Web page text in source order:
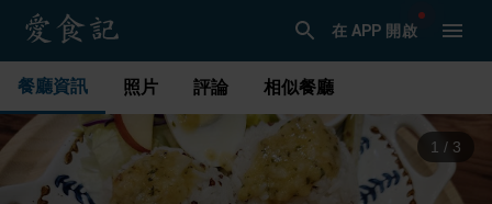
在 APP 開啟
餐廳資訊 照片 評論 相似餐廳
1 / 3